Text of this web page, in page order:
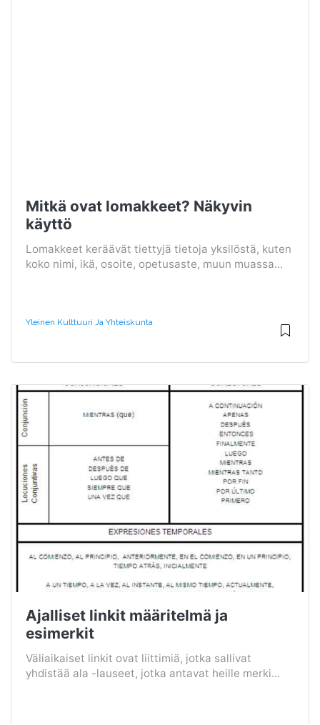
Mitkä ovat lomakkeet? Näkyvin
käyttö
Lomakkeet keräävät tiettyjä tietoja yksilöstä, kuten
koko nimi, ikä, osoite, opetusaste, muun muassa...
Yleinen Kulttuuri Ja Yhteiskunta
Ajalliset linkit määritelmä ja
esimerkit
Väliaikaiset linkit ovat liittimiä, jotka sallivat
yhdistää ala -lauseet, jotka antavat heille merki...